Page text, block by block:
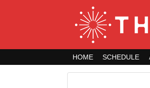
HOME SCHEDULE